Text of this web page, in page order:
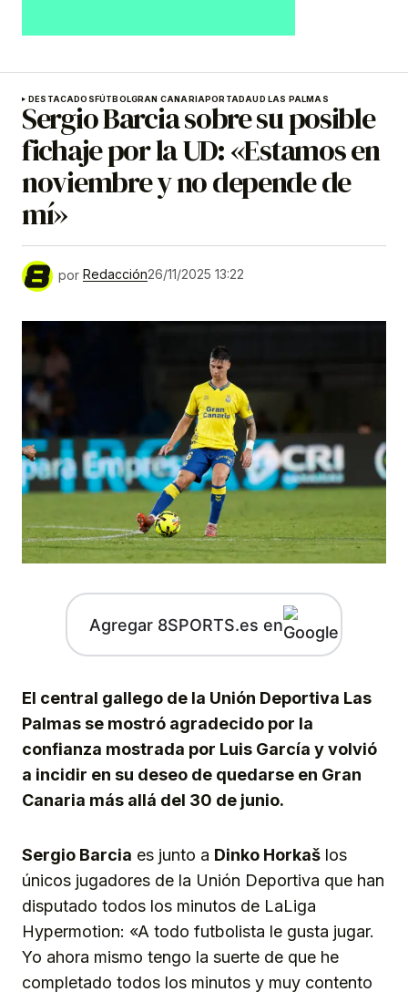
DESTACADOSFÚTBOLGRAN CANARIAPORTADAUD LAS PALMAS
Sergio Barcia sobre su posible
fichaje por la UD: «Estamos en
noviembre y no depende de
mí»
por Redacción26/11/2025 13:22
Agregar 8SPORTS.es en
El central gallego de la Unión Deportiva Las
Palmas se mostró agradecido por la
confianza mostrada por Luis García y volvió
a incidir en su deseo de quedarse en Gran
Canaria más allá del 30 de junio.
Sergio Barcia es junto a Dinko Horkaš los
únicos jugadores de la Unión Deportiva que han
disputado todos los minutos de LaLiga
Hypermotion: «A todo futbolista le gusta jugar.
Yo ahora mismo tengo la suerte de que he
completado todos los minutos y muy contento